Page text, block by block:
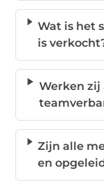
Wat is het
is
Werken
Zijn alle
en